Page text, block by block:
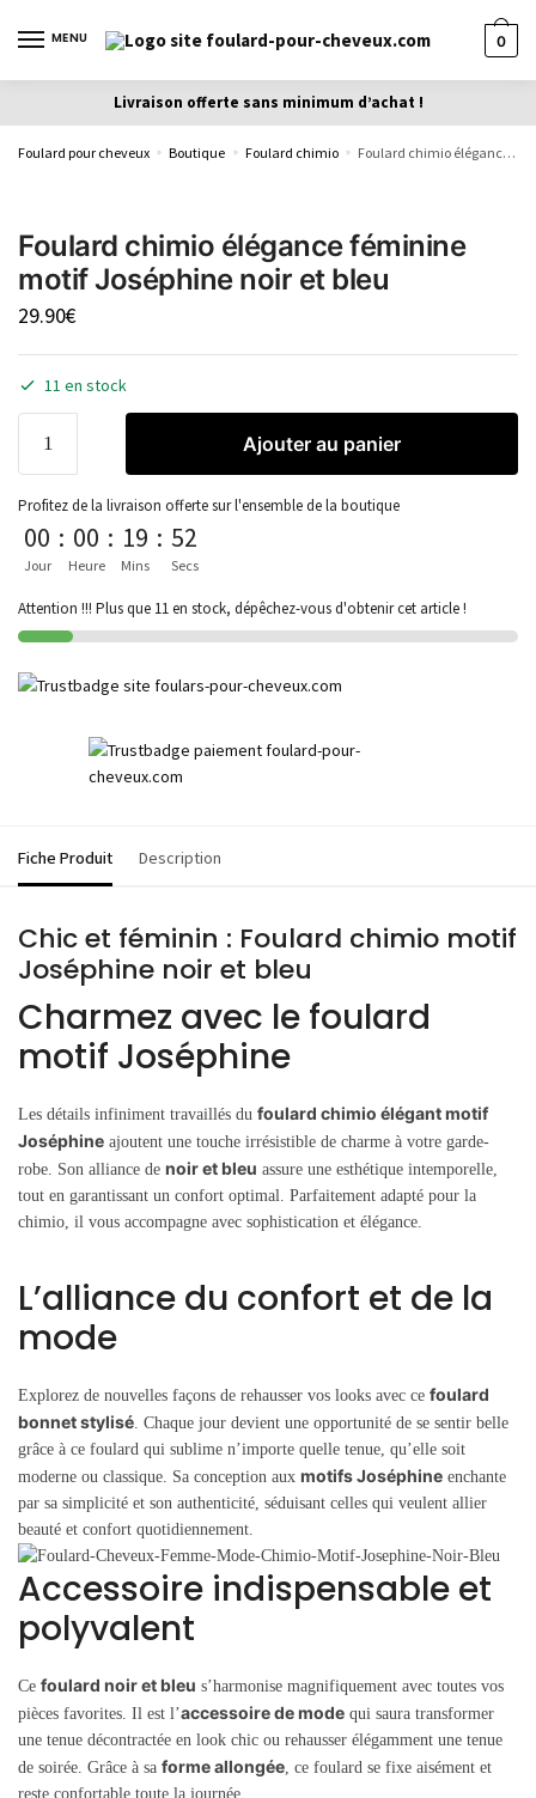
MENU 0
Livraison offerte sans minimum d’achat !
Foulard pour cheveux » Boutique » Foulard chimio » Foulard chimio élégance féminine motif Joséphine noir et bleu
Foulard chimio élégance féminine
motif Joséphine noir et bleu
29.90€
11 en stock
Ajouter au panier
Profitez de la livraison offerte sur l'ensemble de la boutique
00
Jour
: 00
Heure
: 19
Mins
: 52
Secs
Attention !!! Plus que 11 en stock, dépêchez-vous d'obtenir cet article !
Fiche Produit Description
Chic et féminin : Foulard chimio motif
Joséphine noir et bleu
Charmez avec le foulard
motif Joséphine
Les détails infiniment travaillés du foulard chimio élégant motif
Joséphine ajoutent une touche irrésistible de charme à votre garde-
robe. Son alliance de noir et bleu assure une esthétique intemporelle,
tout en garantissant un confort optimal. Parfaitement adapté pour la
chimio, il vous accompagne avec sophistication et élégance.
L’alliance du confort et de la
mode
Explorez de nouvelles façons de rehausser vos looks avec ce foulard
bonnet stylisé . Chaque jour devient une opportunité de se sentir belle
grâce à ce foulard qui sublime n’importe quelle tenue, qu’elle soit
moderne ou classique. Sa conception aux motifs Joséphine enchante
par sa simplicité et son authenticité, séduisant celles qui veulent allier
beauté et confort quotidiennement.
Accessoire indispensable et
polyvalent
Ce foulard noir et bleu s’harmonise magnifiquement avec toutes vos
pièces favorites. Il est l’accessoire de mode qui saura transformer
une tenue décontractée en look chic ou rehausser élégamment une tenue
de soirée. Grâce à sa forme allongée , ce foulard se fixe aisément et
reste confortable toute la journée.